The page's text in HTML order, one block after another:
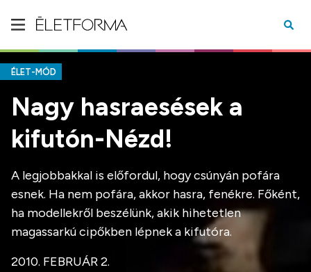
ÉLET-MÓD
Nagy hasraesések a
kifutón-Nézd!
A legjobbakkal is előfordul, hogy csúnyán pofára
esnek. Ha nem pofára, akkor hasra, fenékre. Főként,
ha modellekről beszélünk, akik hihetetlen
magassarkú cipőkben lépnek a kifutóra.
2010. FEBRUÁR 2.